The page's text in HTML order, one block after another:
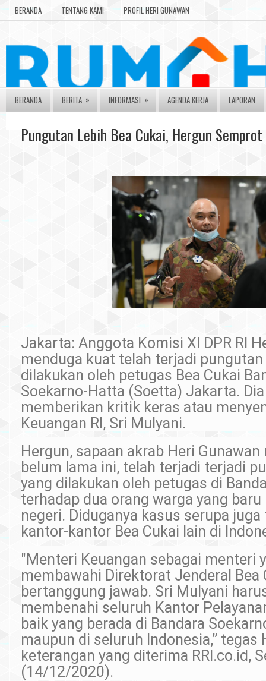
BERANDA TENTANG KAMI PROFIL HERI GUNAWAN
BERANDA BERITA » INFORMASI » AGENDA KERJA LAPORAN
Pungutan Lebih Bea Cukai, Hergun
Jakarta: Anggota Komisi XI DPR RI
menduga kuat telah terjadi
dilakukan oleh petugas Bea Cukai
Soekarno-Hatta (Soetta) Jakarta.
memberikan kritik keras atau
Keuangan RI, Sri Mulyani.
Hergun, sapaan akrab Heri
belum lama ini, telah terjadi terjadi
yang dilakukan oleh petugas di
terhadap dua orang warga yang
negeri. Diduganya kasus serupa
kantor-kantor Bea Cukai lain di
"Menteri Keuangan sebagai menteri
membawahi Direktorat Jenderal Bea
bertanggung jawab. Sri Mulyani
membenahi seluruh Kantor
baik yang berada di Bandara
maupun di seluruh Indonesia,’’
keterangan yang diterima RRI.co.id,
(14/12/2020).